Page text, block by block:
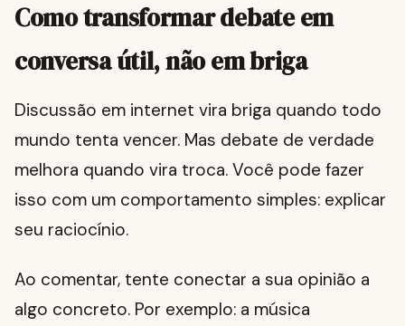
Como transformar debate em
conversa útil, não em briga
Discussão em internet vira briga quando todo
mundo tenta vencer. Mas debate de verdade
melhora quando vira troca. Você pode fazer
isso com um comportamento simples: explicar
seu raciocínio.
Ao comentar, tente conectar a sua opinião a
algo concreto. Por exemplo: a música